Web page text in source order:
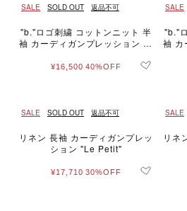
SALE SOLD OUT 返品不可
"b."ロゴ刺繍 コットンニット 半
袖 カーディガンプレッション "S
¥16,500 40%OFF
SALE
"b."
袖 カ
SALE SOLD OUT 返品不可
リネン 長袖 カーディガンプレッ
ション "Le Petit"
¥17,710 30%OFF
SALE
リネ